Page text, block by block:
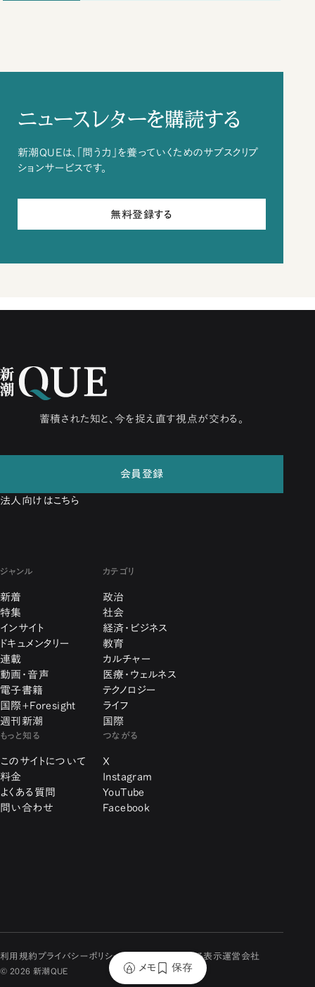
ニュースレターを購読する
新潮QUEは、「問う力」を養っていくためのサブスクリプ
ションサービスです。
無料登録する
蓄積された知と、今を捉え直す視点が交わる。
会員登録
法人向けはこちら
ジャンル
新着
特集
インサイト
ドキュメンタリー
連載
動画・音声
電子書籍
国際+Foresight
週刊新潮
カテゴリ
政治
社会
経済・ビジネス
教育
カルチャー
医療・ウェルネス
テクノロジー
ライフ
国際
もっと知る
このサイトについて
料金
よくある質問
問い合わせ
つながる
X
Instagram
YouTube
Facebook
利用規約 プライバシーポリシー 特定商取引に関する表示運営会社
© 2026 新潮QUE メモ 保存